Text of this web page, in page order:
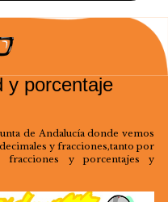
y porcentaje
de Andalucía donde vemos
y fracciones,tanto por
fracciones y porcentajes y